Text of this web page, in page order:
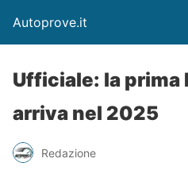
Autoprove.it
Ufficiale: la prima
arriva nel 2025
Redazione